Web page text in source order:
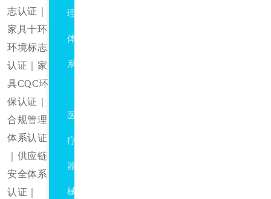
志认证｜
家具十环
环境标志
认证｜家
具CQC环
保认证｜
合规管理
体系认证
｜供应链
安全体系
认证｜
理
体
系
医
疗
器
械